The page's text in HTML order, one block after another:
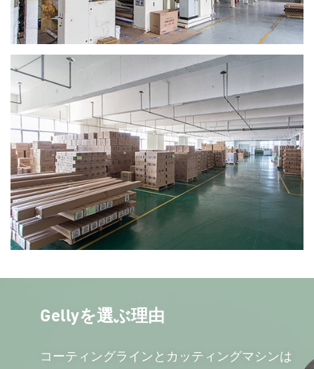
Gellyを選ぶ理由
コーティングラインとカッティングマシンは